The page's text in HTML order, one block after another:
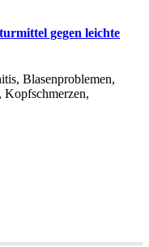
gegen leichte
Blasenproblemen,
Kopfschmerzen,